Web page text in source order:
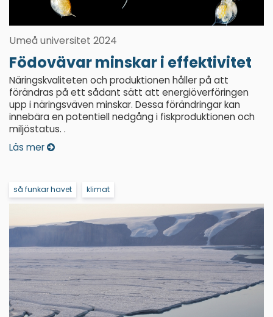
Umeå universitet 2024
Födovävar minskar i effektivitet
Näringskvaliteten och produktionen håller på att
förändras på ett sådant sätt att energiöverföringen
upp i näringsväven minskar. Dessa förändringar kan
innebära en potentiell nedgång i fiskproduktionen och
miljöstatus. .
Läs mer
så funkar havet klimat